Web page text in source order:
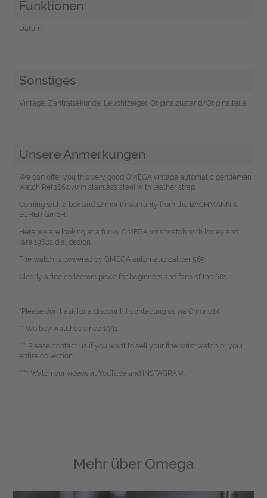
Funktionen
Datum
Sonstiges
Vintage, Zentralsekunde, Leuchtzeiger, Originalzustand/Originalteile
Unsere Anmerkungen
We can offer you this very good OMEGA vintage automatic gentlemen
watch Ref.166.070 in stainless steel with leather strap.
Coming with a box and 12 month warranty from the BACHMANN &
SCHER GmbH.
Here we are looking at a funky OMEGA wristwatch with lovley and
rare 1960s dial design.
The watch is powered by OMEGA automatic caliber 565.
Clearly a fine collectors piece for beginners and fans of the 60s.
*Please don`t ask for a discount if contacting us via Chrono24.
** We buy watches since 1991.
*** Please contact us if you want to sell your fine wrist watch or your
entire collection.
**** Watch our videos at YouTube and INSTAGRAM.
Mehr über Omega